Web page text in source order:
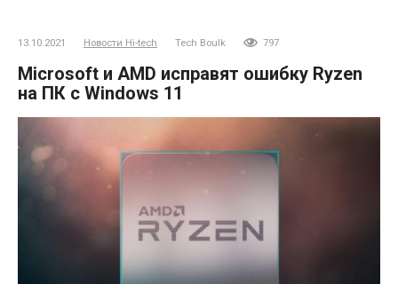
13.10.2021 Новости Hi-tech Tech Boulk 797
Microsoft и AMD исправят ошибку Ryzen
на ПК с Windows 11